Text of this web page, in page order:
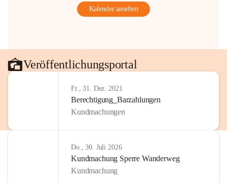
Kalender ansehen
Veröffentlichungsportal
Fr., 31. Dez. 2021
Berechtigung_Barzahlungen
Kundmachungen
Do., 30. Juli 2026
Kundmachung Sperre Wanderweg
Kundmachung